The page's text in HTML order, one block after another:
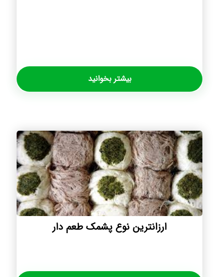
بیشتر بخوانید
ارزانترین نوع پشمک طعم دار